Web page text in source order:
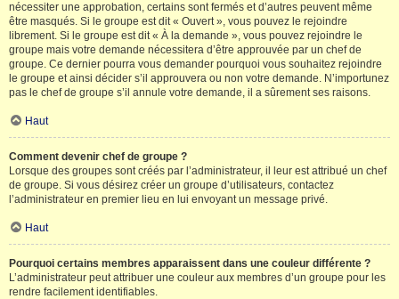
nécessiter une approbation, certains sont fermés et d’autres peuvent même
être masqués. Si le groupe est dit « Ouvert », vous pouvez le rejoindre
librement. Si le groupe est dit « À la demande », vous pouvez rejoindre le
groupe mais votre demande nécessitera d’être approuvée par un chef de
groupe. Ce dernier pourra vous demander pourquoi vous souhaitez rejoindre
le groupe et ainsi décider s’il approuvera ou non votre demande. N’importunez
pas le chef de groupe s’il annule votre demande, il a sûrement ses raisons.
Haut
Comment devenir chef de groupe ?
Lorsque des groupes sont créés par l’administrateur, il leur est attribué un chef
de groupe. Si vous désirez créer un groupe d’utilisateurs, contactez
l’administrateur en premier lieu en lui envoyant un message privé.
Haut
Pourquoi certains membres apparaissent dans une couleur différente ?
L’administrateur peut attribuer une couleur aux membres d’un groupe pour les
rendre facilement identifiables.